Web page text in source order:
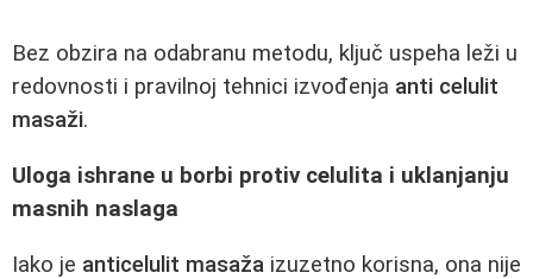
Bez obzira na odabranu metodu, ključ uspeha leži u
redovnosti i pravilnoj tehnici izvođenja anti celulit
masaži.
Uloga ishrane u borbi protiv celulita i uklanjanju
masnih naslaga
Iako je anticelulit masaža izuzetno korisna, ona nije